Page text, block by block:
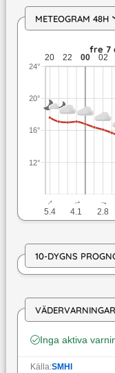
METEOGRAM 48H
tor 6 aug: 17,6 till
fre 7
20 22 00 02
12°
16°
20°
24°
↓
5.4
↓
4.1
↓
2.8
10-DYGNS
VÄDERVARNINGAR
Inga aktiva
Källa:SMHI